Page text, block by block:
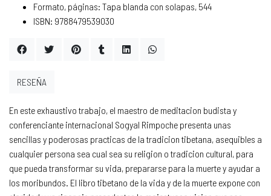
Formato, páginas: Tapa blanda con solapas, 544
ISBN: 9788479539030
En este exhaustivo trabajo, el maestro de meditacion budista y
conferenciante internacional Sogyal Rimpoche presenta unas
sencillas y poderosas practicas de la tradicion tibetana, asequibles a
cualquier persona sea cual sea su religion o tradicion cultural, para
que pueda transformar su vida, prepararse para la muerte y ayudar a
los moribundos. El libro tibetano de la vida y de la muerte expone con
RESEÑA